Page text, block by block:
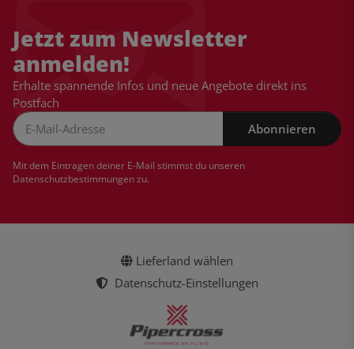
Jetzt zum Newsletter
anmelden!
Erhalte spannende Infos und neue Angebote direkt ins
Postfach
Abonnieren
Mit dem Eintragen deiner E-Mail stimmst du unseren
Datenschutzbestimmungenzu.
Lieferland wählen
Datenschutz-Einstellungen